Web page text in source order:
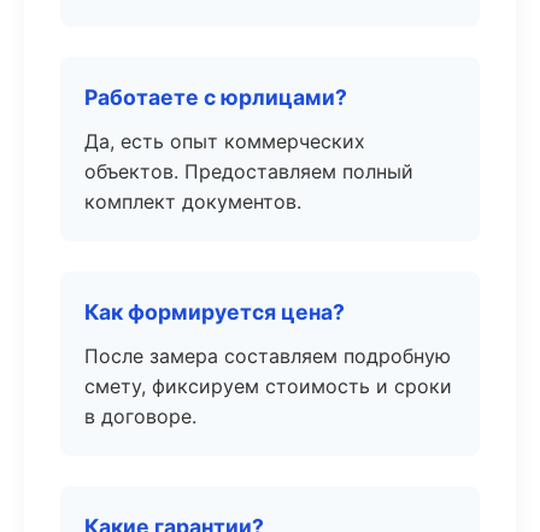
Работаете с юрлицами?
Да, есть опыт коммерческих
объектов. Предоставляем полный
комплект документов.
Как формируется цена?
После замера составляем подробную
смету, фиксируем стоимость и сроки
в договоре.
Какие гарантии?